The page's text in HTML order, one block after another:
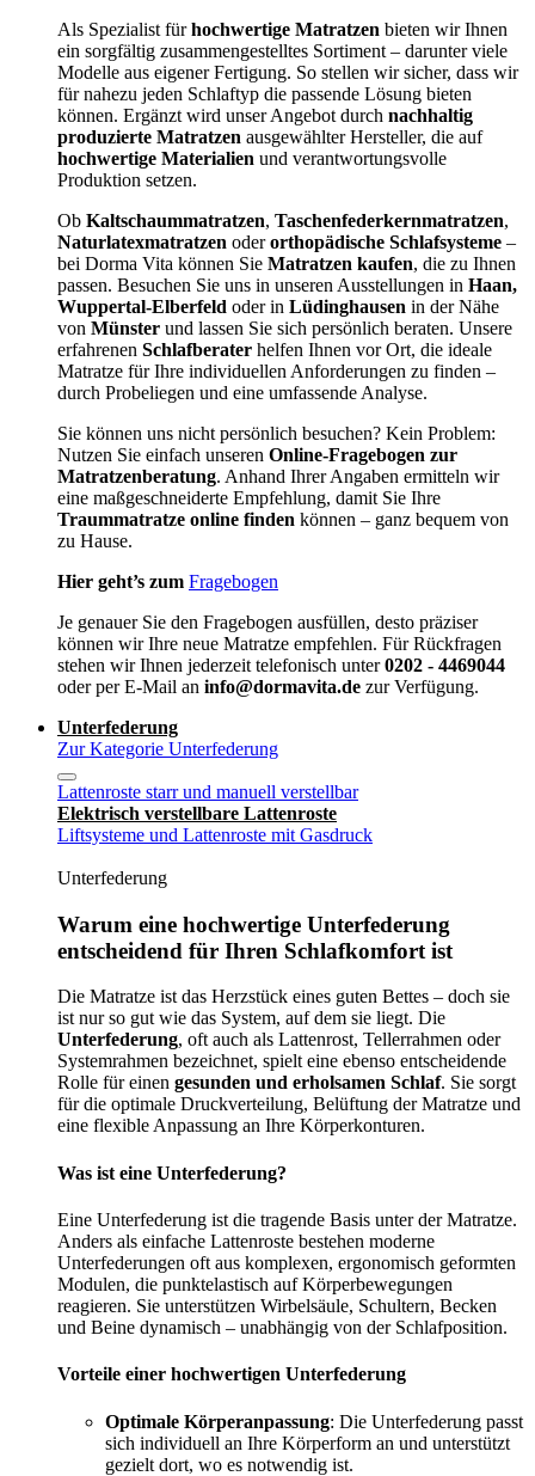
Als Spezialist fürhochwertige Matratzen bieten wir Ihnen
ein sorgfältig zusammengestelltes Sortiment – darunter viele
Modelle aus eigener Fertigung. So stellen wir sicher, dass wir
für nahezu jeden Schlaftyp die passende Lösung bieten
können. Ergänzt wird unser Angebot durch nachhaltig
produzierte Matratzen ausgewählter Hersteller, die auf
hochwertige Materialien und verantwortungsvolle
Produktion setzen.
Ob Kaltschaummatratzen, Taschenfederkernmatratzen,
Naturlatexmatratzen oderorthopädische Schlafsysteme –
bei Dorma Vita können Sie Matratzen kaufen, die zu Ihnen
passen. Besuchen Sie uns in unseren Ausstellungen in Haan,
Wuppertal-Elberfeld oder in Lüdinghausen in der Nähe
von Münster und lassen Sie sich persönlich beraten. Unsere
erfahrenen Schlafberater helfen Ihnen vor Ort, die ideale
Matratze für Ihre individuellen Anforderungen zu finden –
durch Probeliegen und eine umfassende Analyse.
Sie können uns nicht persönlich besuchen? Kein Problem:
Nutzen Sie einfach unseren Online-Fragebogen zur
Matratzenberatung. Anhand Ihrer Angaben ermitteln wir
eine maßgeschneiderte Empfehlung, damit Sie Ihre
Traummatratze online finden können – ganz bequem von
zu Hause.
Hier geht’s zum Fragebogen
Je genauer Sie den Fragebogen ausfüllen, desto präziser
können wir Ihre neue Matratze empfehlen. Für Rückfragen
stehen wir Ihnen jederzeit telefonisch unter0202 - 4469044
oder per E-Mail an info@dormavita.de zur Verfügung.
Unterfederung
Zur Kategorie Unterfederung
Lattenroste starr und manuell verstellbar
Elektrisch verstellbare Lattenroste
Liftsysteme und Lattenroste mit Gasdruck
Unterfederung
Warum eine hochwertige Unterfederung
entscheidend für Ihren Schlafkomfort ist
Die Matratze ist das Herzstück eines guten Bettes – doch sie
ist nur so gut wie das System, auf dem sie liegt. Die
Unterfederung, oft auch als Lattenrost, Tellerrahmen oder
Systemrahmen bezeichnet, spielt eine ebenso entscheidende
Rolle für einen gesunden und erholsamen Schlaf. Sie sorgt
für die optimale Druckverteilung, Belüftung der Matratze und
eine flexible Anpassung an Ihre Körperkonturen.
Was ist eine Unterfederung?
Eine Unterfederung ist die tragende Basis unter der Matratze.
Anders als einfache Lattenroste bestehen moderne
Unterfederungen oft aus komplexen, ergonomisch geformten
Modulen, die punktelastisch auf Körperbewegungen
reagieren. Sie unterstützen Wirbelsäule, Schultern, Becken
und Beine dynamisch – unabhängig von der Schlafposition.
Vorteile einer hochwertigen Unterfederung
Optimale Körperanpassung: Die Unterfederung passt
sich individuell an Ihre Körperform an und unterstützt
gezielt dort, wo es notwendig ist.